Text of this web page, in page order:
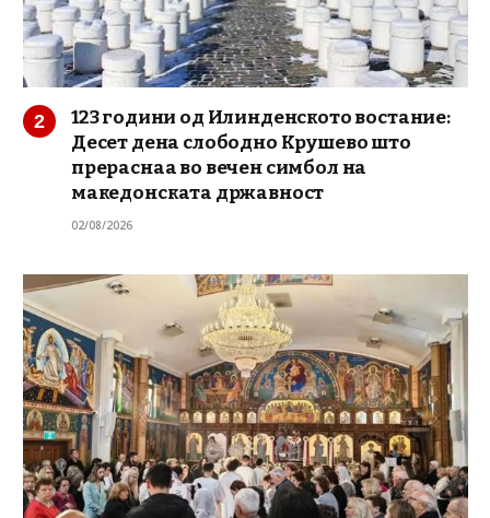
123 години од Илинденското востание:
Десет дена слободно Крушево што
прераснаа во вечен симбол на
македонската државност
02/08/2026